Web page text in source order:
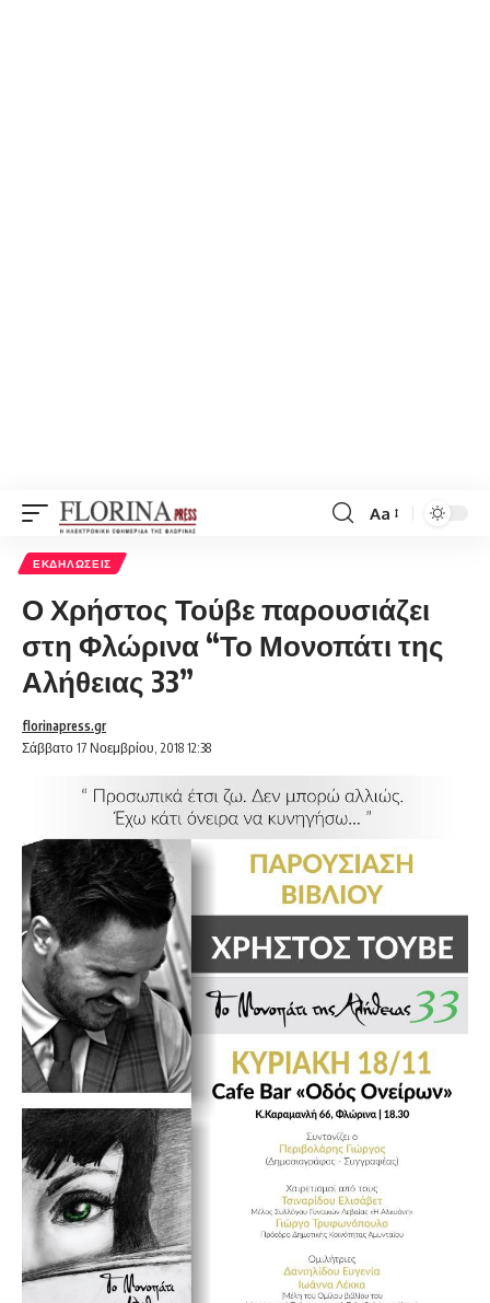
Font
Aa
ΕΚΔΗΛΏΣΕΙΣ
Ο Χρήστος Τούβε παρουσιάζει
στη Φλώρινα “Το Μονοπάτι της
Αλήθειας 33”
Σάββατο 17 Νοεμβρίου, 2018 12:38
florinapress.gr